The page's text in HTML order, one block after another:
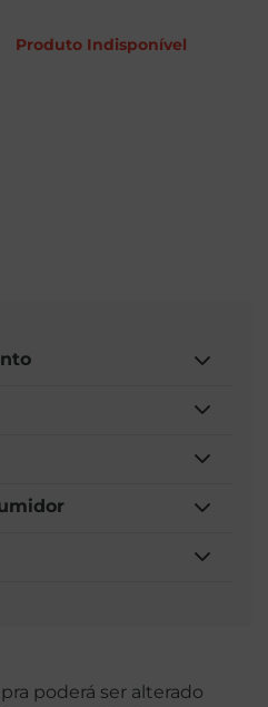
Produto Indisponível
poderá ser alterado